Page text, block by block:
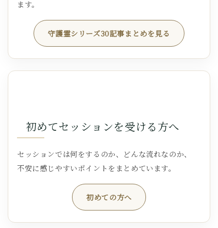
ます。
守護霊シリーズ30記事まとめを見る
初めてセッションを受ける方へ
セッションでは何をするのか、どんな流れなのか、
不安に感じやすいポイントをまとめています。
初めての方へ